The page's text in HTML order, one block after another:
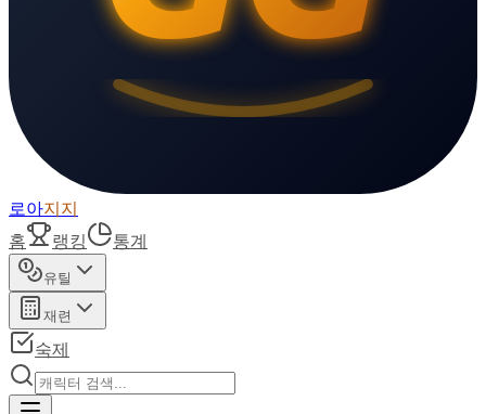
로아지지
홈
랭킹 통계
유틸
재련
숙제